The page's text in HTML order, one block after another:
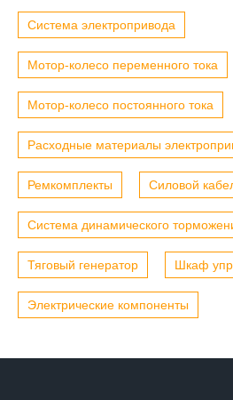
Система электропривода
Мотор-колесо переменного тока
Мотор-колесо постоянного тока
Расходные материалы
Ремкомплекты Силовой
Система динамического
Тяговый генератор Шкаф
Электрические компоненты